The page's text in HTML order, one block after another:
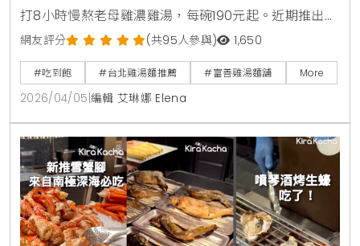
打8小時慢熬老母雞濃雞湯，每碗190元起。近期推出期
間限定爆濃香菜雞湯麵，並提供豆花、霜淇淋及飲料無
限吃到飽，是個人用餐的平價療癒首選。
網友評分 (共95人參與) 1,650
#吃到飽 #台北雞湯麵推薦 #富善雞湯麵舖 More
2026/04/05 編輯 艾琳娜 Elena